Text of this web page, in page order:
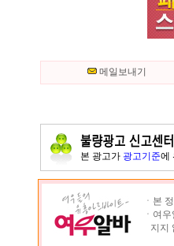
메일보내기
본 광고가 광고기준에
ㆍ본
ㆍ여
지지